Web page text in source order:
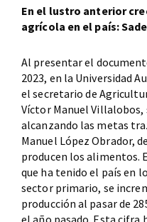
En el lustro anterior
agrícola en el país:
Al presentar el
2023, en la Universidad
el secretario de
Víctor Manuel Villalobos,
alcanzando las metas
Manuel López Obrador,
producen los alimentos.
que ha tenido el país en
sector primario, se
producción al pasar de